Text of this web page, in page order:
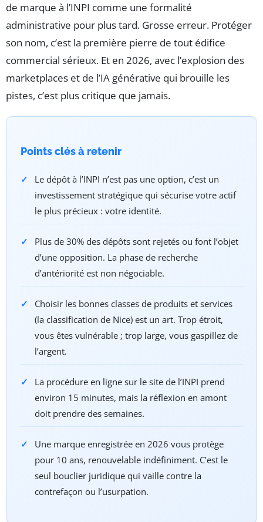
de marque à l’INPI comme une formalité
administrative pour plus tard. Grosse erreur. Protéger
son nom, c’est la première pierre de tout édifice
commercial sérieux. Et en 2026, avec l’explosion des
marketplaces et de l’IA générative qui brouille les
pistes, c’est plus critique que jamais.
Points clés à retenir
Le dépôt à l’INPI n’est pas une option, c’est un
investissement stratégique qui sécurise votre actif
le plus précieux : votre identité.
Plus de 30% des dépôts sont rejetés ou font l’objet
d’une opposition. La phase de recherche
d’antériorité est non négociable.
Choisir les bonnes classes de produits et services
(la classification de Nice) est un art. Trop étroit,
vous êtes vulnérable ; trop large, vous gaspillez de
l’argent.
La procédure en ligne sur le site de l’INPI prend
environ 15 minutes, mais la réflexion en amont
doit prendre des semaines.
Une marque enregistrée en 2026 vous protège
pour 10 ans, renouvelable indéfiniment. C’est le
seul bouclier juridique qui vaille contre la
contrefaçon ou l’usurpation.